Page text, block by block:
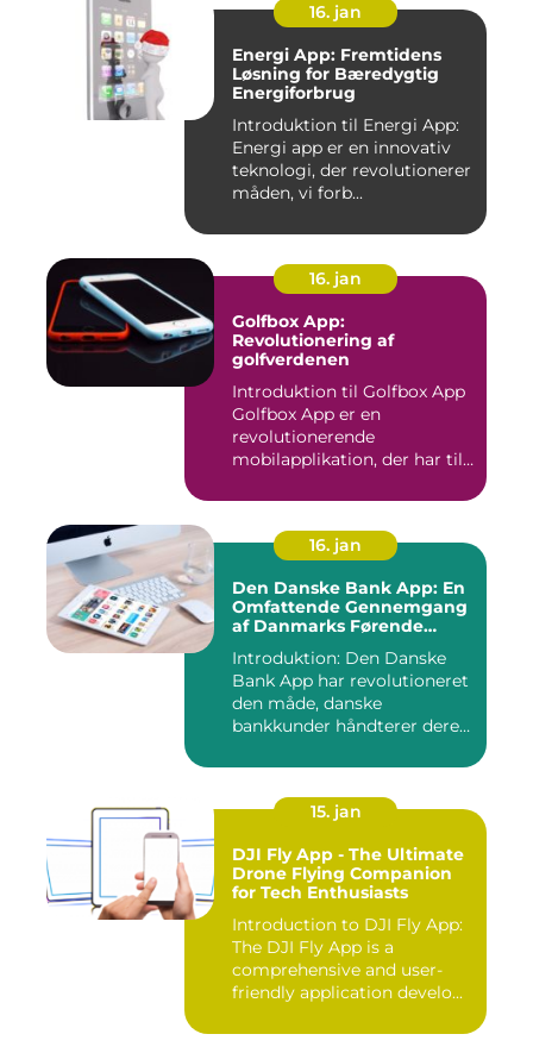
16. jan
Energi App: Fremtidens
Løsning for Bæredygtig
Energiforbrug
Introduktion til Energi App:
Energi app er en innovativ
teknologi, der revolutionerer
måden, vi forb...
16. jan
Golfbox App:
Revolutionering af
golfverdenen
Introduktion til Golfbox App
Golfbox App er en
revolutionerende
mobilapplikation, der har til
16. jan
Den Danske Bank App: En
Omfattende Gennemgang
af Danmarks Førende
Introduktion: Den Danske
Bank App har revolutioneret
den måde, danske
bankkunder håndterer deres
15. jan
DJI Fly App - The Ultimate
Drone Flying Companion
for Tech Enthusiasts
Introduction to DJI Fly App:
The DJI Fly App is a
comprehensive and user-
friendly application develo...